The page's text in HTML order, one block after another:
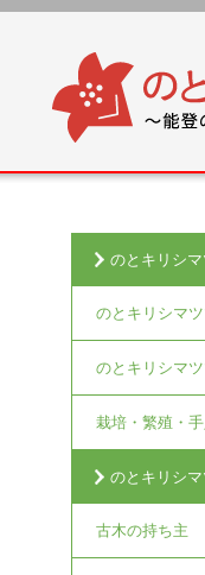
のとキリシ
のとキリシマ
のとキリシマ
栽培・繁殖・
のとキリシ
古木の持ち主